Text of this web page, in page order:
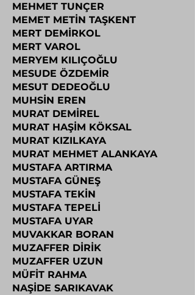
MEHMET TUNÇER
MEMET METİN TAŞKENT
MERT DEMİRKOL
MERT VAROL
MERYEM KILIÇOĞLU
MESUDE ÖZDEMİR
MESUT DEDEOĞLU
MUHSİN EREN
MURAT DEMİREL
MURAT HAŞİM KÖKSAL
MURAT KIZILKAYA
MURAT MEHMET ALANKAYA
MUSTAFA ARTIRMA
MUSTAFA GÜNEŞ
MUSTAFA TEKİN
MUSTAFA TEPELİ
MUSTAFA UYAR
MUVAKKAR BORAN
MUZAFFER DİRİK
MUZAFFER UZUN
MÜFİT RAHMA
NAŞİDE SARIKAVAK